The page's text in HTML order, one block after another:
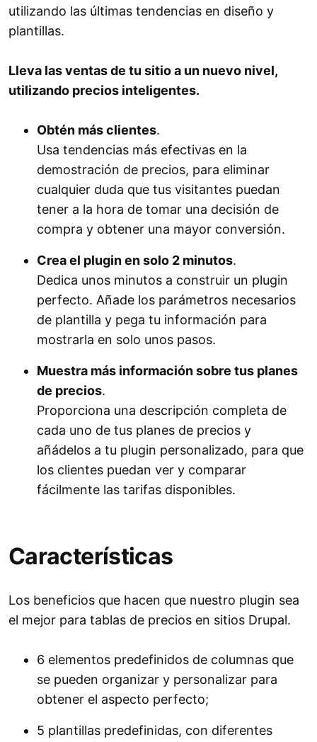
utilizando las últimas tendencias en diseño y
plantillas.
Lleva las ventas de tu sitio a un nuevo nivel,
utilizando precios inteligentes.
Obtén más clientes.
Usa tendencias más efectivas en la
demostración de precios, para eliminar
cualquier duda que tus visitantes puedan
tener a la hora de tomar una decisión de
compra y obtener una mayor conversión.
Crea el plugin en solo 2 minutos.
Dedica unos minutos a construir un plugin
perfecto. Añade los parámetros necesarios
de plantilla y pega tu información para
mostrarla en solo unos pasos.
Muestra más información sobre tus planes
de precios.
Proporciona una descripción completa de
cada uno de tus planes de precios y
añádelos a tu plugin personalizado, para que
los clientes puedan ver y comparar
fácilmente las tarifas disponibles.
Características
Los beneficios que hacen que nuestro plugin sea
el mejor para tablas de precios en sitios Drupal.
6 elementos predefinidos de columnas que
se pueden organizar y personalizar para
obtener el aspecto perfecto;
5 plantillas predefinidas, con diferentes